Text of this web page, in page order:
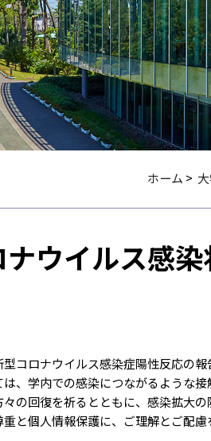
ホーム >
ウイルス感
コロナウイルス感染症陽性反応の報
、学内での感染につながるような接
の回復を祈るとともに、感染拡大の
と個人情報保護に、ご理解とご配慮